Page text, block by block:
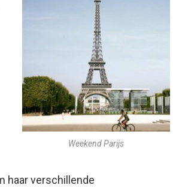
Weekend Parijs
haar verschillende